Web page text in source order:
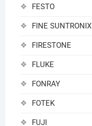
FESTO
FINE SUNTRONIX
FIRESTONE
FLUKE
FONRAY
FOTEK
FUJI